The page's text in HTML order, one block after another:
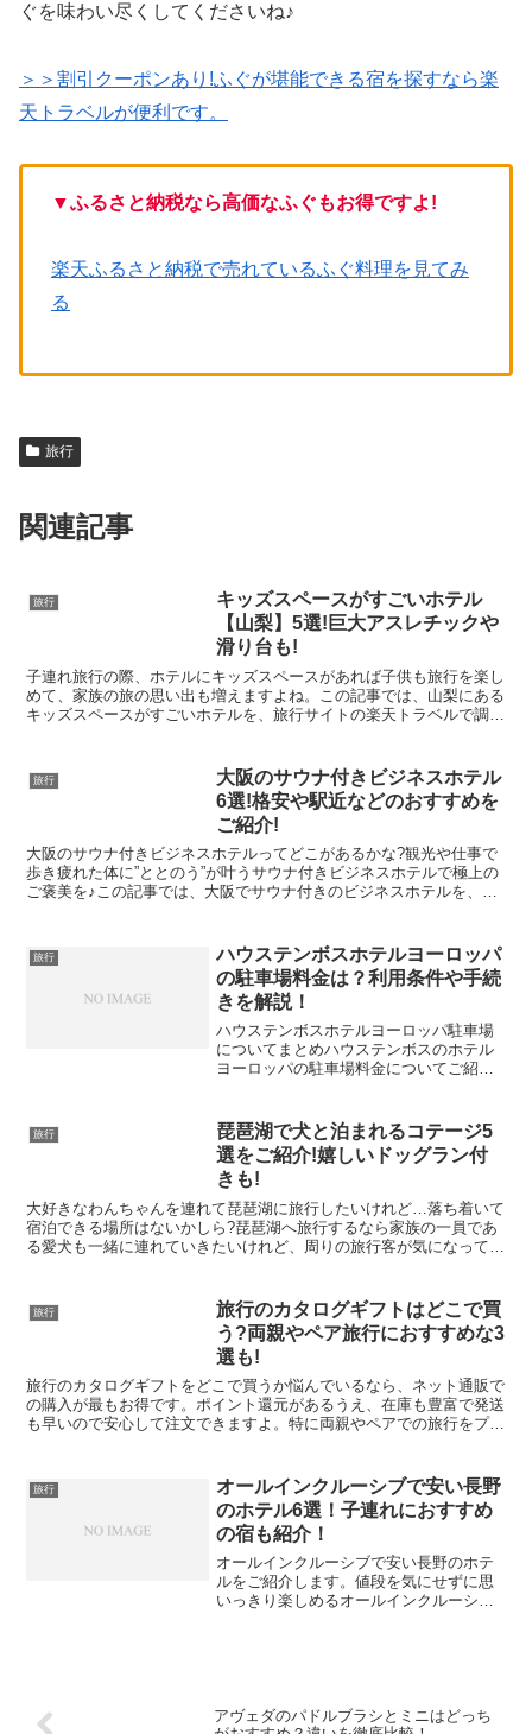
ぐを味わい尽くしてくださいね♪
＞＞割引クーポンあり!ふぐが堪能できる宿を探すなら楽
天トラベルが便利です。
▼ふるさと納税なら高価なふぐもお得ですよ!
楽天ふるさと納税で売れているふぐ料理を見てみ
る
旅行
関連記事
旅行
キッズスペースがすごいホテル
【山梨】5選!巨大アスレチックや
滑り台も!
子連れ旅行の際、ホテルにキッズスペースがあれば子供も旅行を楽し
めて、家族の旅の思い出も増えますよね。この記事では、山梨にある
キッズスペースがすごいホテルを、旅行サイトの楽天トラベルで調査
旅行
大阪のサウナ付きビジネスホテル
6選!格安や駅近などのおすすめを
ご紹介!
大阪のサウナ付きビジネスホテルってどこがあるかな?観光や仕事で
歩き疲れた体に”ととのう”が叶うサウナ付きビジネスホテルで極上の
ご褒美を♪この記事では、大阪でサウナ付きのビジネスホテルを、旅
旅行
ハウステンボスホテルヨーロッパ
の駐車場料金は？利用条件や手続
きを解説！
ハウステンボスホテルヨーロッパ駐車場
についてまとめハウステンボスのホテル
ヨーロッパの駐車場料金についてご紹介
用駐車場を使用できますよ。ハウステン
ボスを訪れる際は、駐車場...
旅行
琵琶湖で犬と泊まれるコテージ5
選をご紹介!嬉しいドッグラン付
きも!
大好きなわんちゃんを連れて琵琶湖に旅行したいけれど…落ち着いて
宿泊できる場所はないかしら?琵琶湖へ旅行するなら家族の一員であ
る愛犬も一緒に連れていきたいけれど、周りの旅行客が気になってし
旅行
旅行のカタログギフトはどこで買
う?両親やペア旅行におすすめな3
選も!
旅行のカタログギフトをどこで買うか悩んでいるなら、ネット通販で
の購入が最もお得です。ポイント還元があるうえ、在庫も豊富で発送
も早いので安心して注文できますよ。特に両親やペアでの旅行をプレ
旅行
オールインクルーシブで安い長野
のホテル6選！子連れにおすすめ
の宿も紹介！
オールインクルーシブで安い長野のホテ
ルをご紹介します。値段を気にせずに思
いっきり楽しめるオールインクルーシブ
アヴェダのパドルブラシとミニはどっち